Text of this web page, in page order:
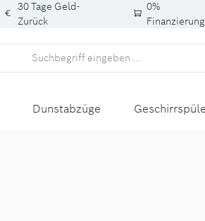
30 Tage Geld-
Zurück
0%
Finanzierung
Dunstabzüge